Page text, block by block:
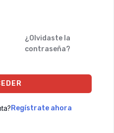
¿Olvidaste la
contraseña?
Regístrate ahora